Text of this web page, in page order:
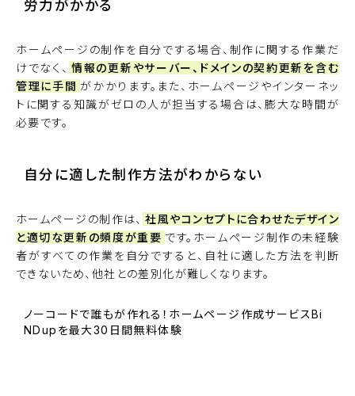
労力がかかる
ホームページの制作を自分でする場合、制作に関する作業だ
けでなく、 情報の更新やサーバー、ドメインの契約更新を含む
管理に手間 がかかります。また、ホームページやインターネッ
トに関する知識がゼロの人が担当する場合は、膨大な時間が
必要です。
自分に適した制作方法がわからない
ホームページの制作は、 社風やコンセプトに合わせたデザイン
と適切な更新の頻度が重要 です。ホームページ制作の未経験
者がすべての作業を自分ですると、自社に適した方法を判断
できないため、他社との差別化が難しくなります。
ノーコードで誰もが作れる！ホームページ作成サービスBi
NDupを最大30日間無料体験